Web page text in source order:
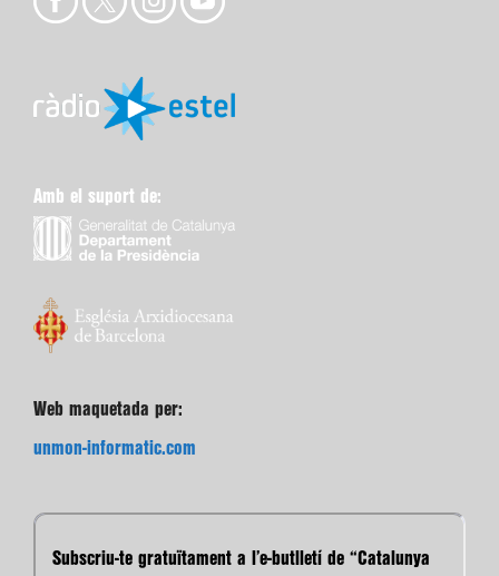
Amb el suport de:
Web maquetada per:
unmon-informatic.com
Subscriu-te gratuïtament a l’e-butlletí de “Catalunya